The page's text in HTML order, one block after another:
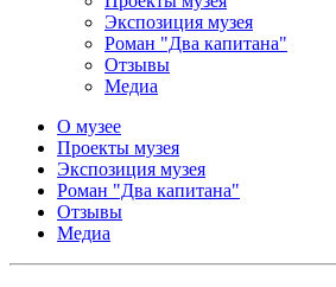
Экспозиция музея
Роман "Два капитана"
Отзывы
Медиа
О музее
Проекты музея
Экспозиция музея
Роман "Два капитана"
Отзывы
Медиа